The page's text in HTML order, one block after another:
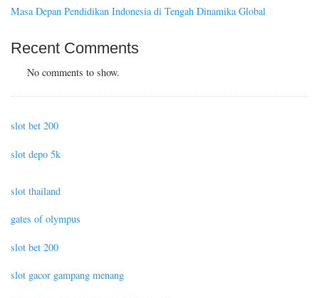
Masa Depan Pendidikan Indonesia di Tengah Dinamika Global
Recent Comments
No comments to show.
slot bet 200
slot depo 5k
slot thailand
gates of olympus
slot bet 200
slot gacor gampang menang